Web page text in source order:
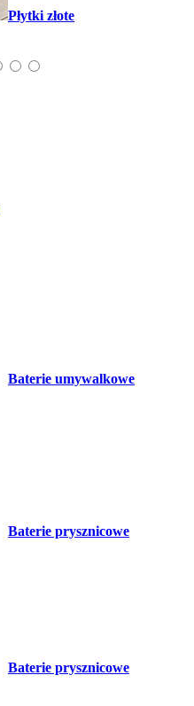
Płytki złote
Baterie umywalkowe
Baterie prysznicowe
Baterie prysznicowe